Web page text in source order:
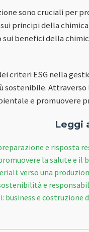
sono cruciali per
principi della
benefici della
criteri ESG nella
sostenibile.
e promuovere
Leggi
e risposta
la salute e il
verso una
e
business e costruzione